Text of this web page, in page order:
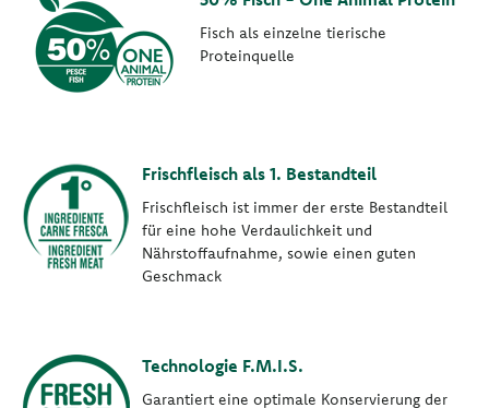
Fisch als einzelne tierische
Proteinquelle
Frischfleisch als 1. Bestandteil
Frischfleisch ist immer der erste Bestandteil
für eine hohe Verdaulichkeit und
Nährstoffaufnahme, sowie einen guten
Geschmack
Technologie F.M.I.S.
Garantiert eine optimale Konservierung der